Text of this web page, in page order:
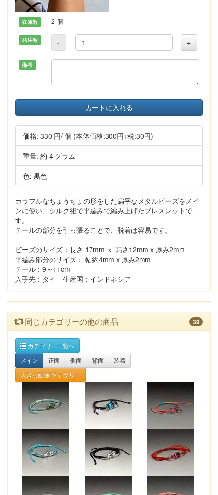
在庫数 2 個
発注数 - +
備考
カートに入れる
価格: 330 円/ 個 (本体価格:300円+税:30円)
重量: 約 4 グラム
色: 黒色
カラフルなちょうちょの形をした扁平なメタルビーズをメイ
ンに使い、シルク紐で平編みで編み上げたブレスレットで
す。
テールの部分を引っ張ることで、脱着は容易です。
ビーズのサイズ：長さ 17mm ｘ 高さ12mm x 厚み2mm
平編み部分のサイズ： 幅約4mm x 厚み2mm
テール：9～11cm
入手先：タイ 生産国：インドネシア
同じカテゴリーの他の商品 39
カテゴリー一覧へ
メイン
正面 側面 背面
装着
大きな画像:ギャラリー